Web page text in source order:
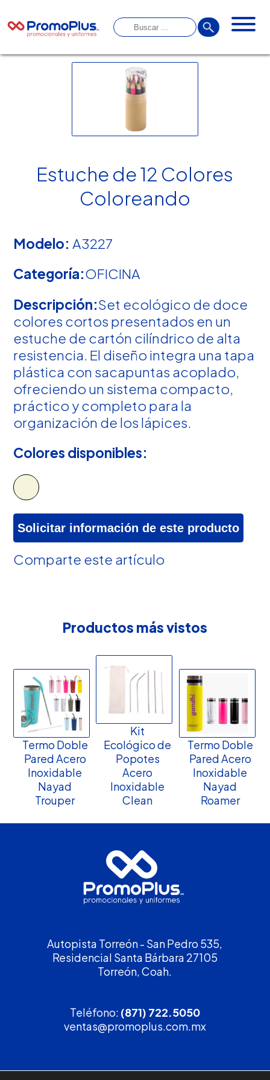
Estuche de 12 Colores
Coloreando
Modelo: A3227
Categoría:OFICINA
Descripción:Set ecológico de doce
colores cortos presentados en un
estuche de cartón cilíndrico de alta
resistencia. El diseño integra una tapa
plástica con sacapuntas acoplado,
ofreciendo un sistema compacto,
práctico y completo para la
organización de los lápices.
Colores disponibles:
Solicitar información de este producto
Comparte este artículo
Productos más vistos
Termo Doble
Pared Acero
Inoxidable
Nayad
Trouper
Kit
Ecológico de
Popotes
Acero
Inoxidable
Clean
Termo Doble
Pared Acero
Inoxidable
Nayad
Roamer
Autopista Torreón - San Pedro 535,
Residencial Santa Bárbara 27105
Torreón, Coah.
Teléfono: (871) 722.5050
ventas@promoplus.com.mx